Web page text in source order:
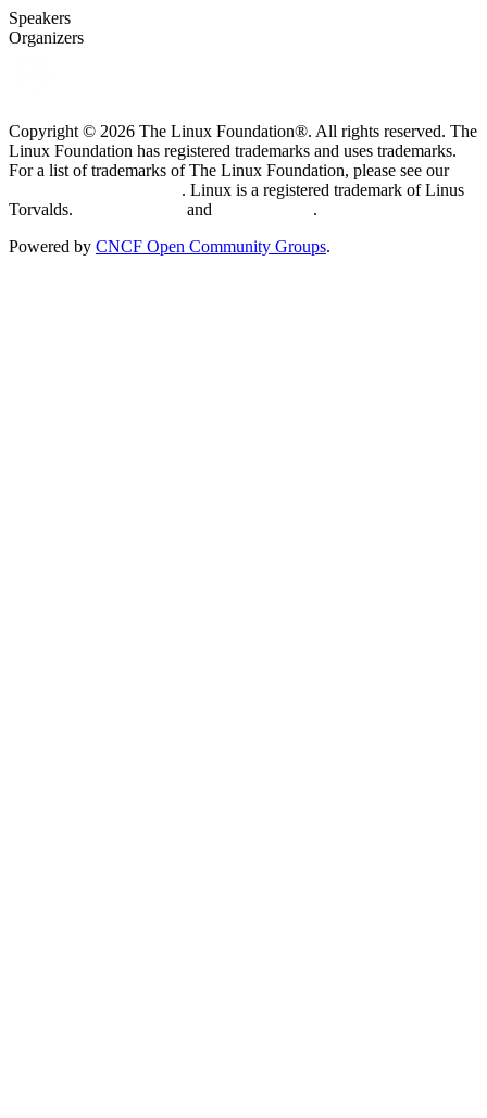
Speakers
Organizers
Copyright © 2026 The Linux Foundation®. All rights reserved. The
Linux Foundation has registered trademarks and uses trademarks.
For a list of trademarks of The Linux Foundation, please see our
. Linux is a registered trademark of Linus
Torvalds.
and
.
Powered by CNCF Open Community Groups.